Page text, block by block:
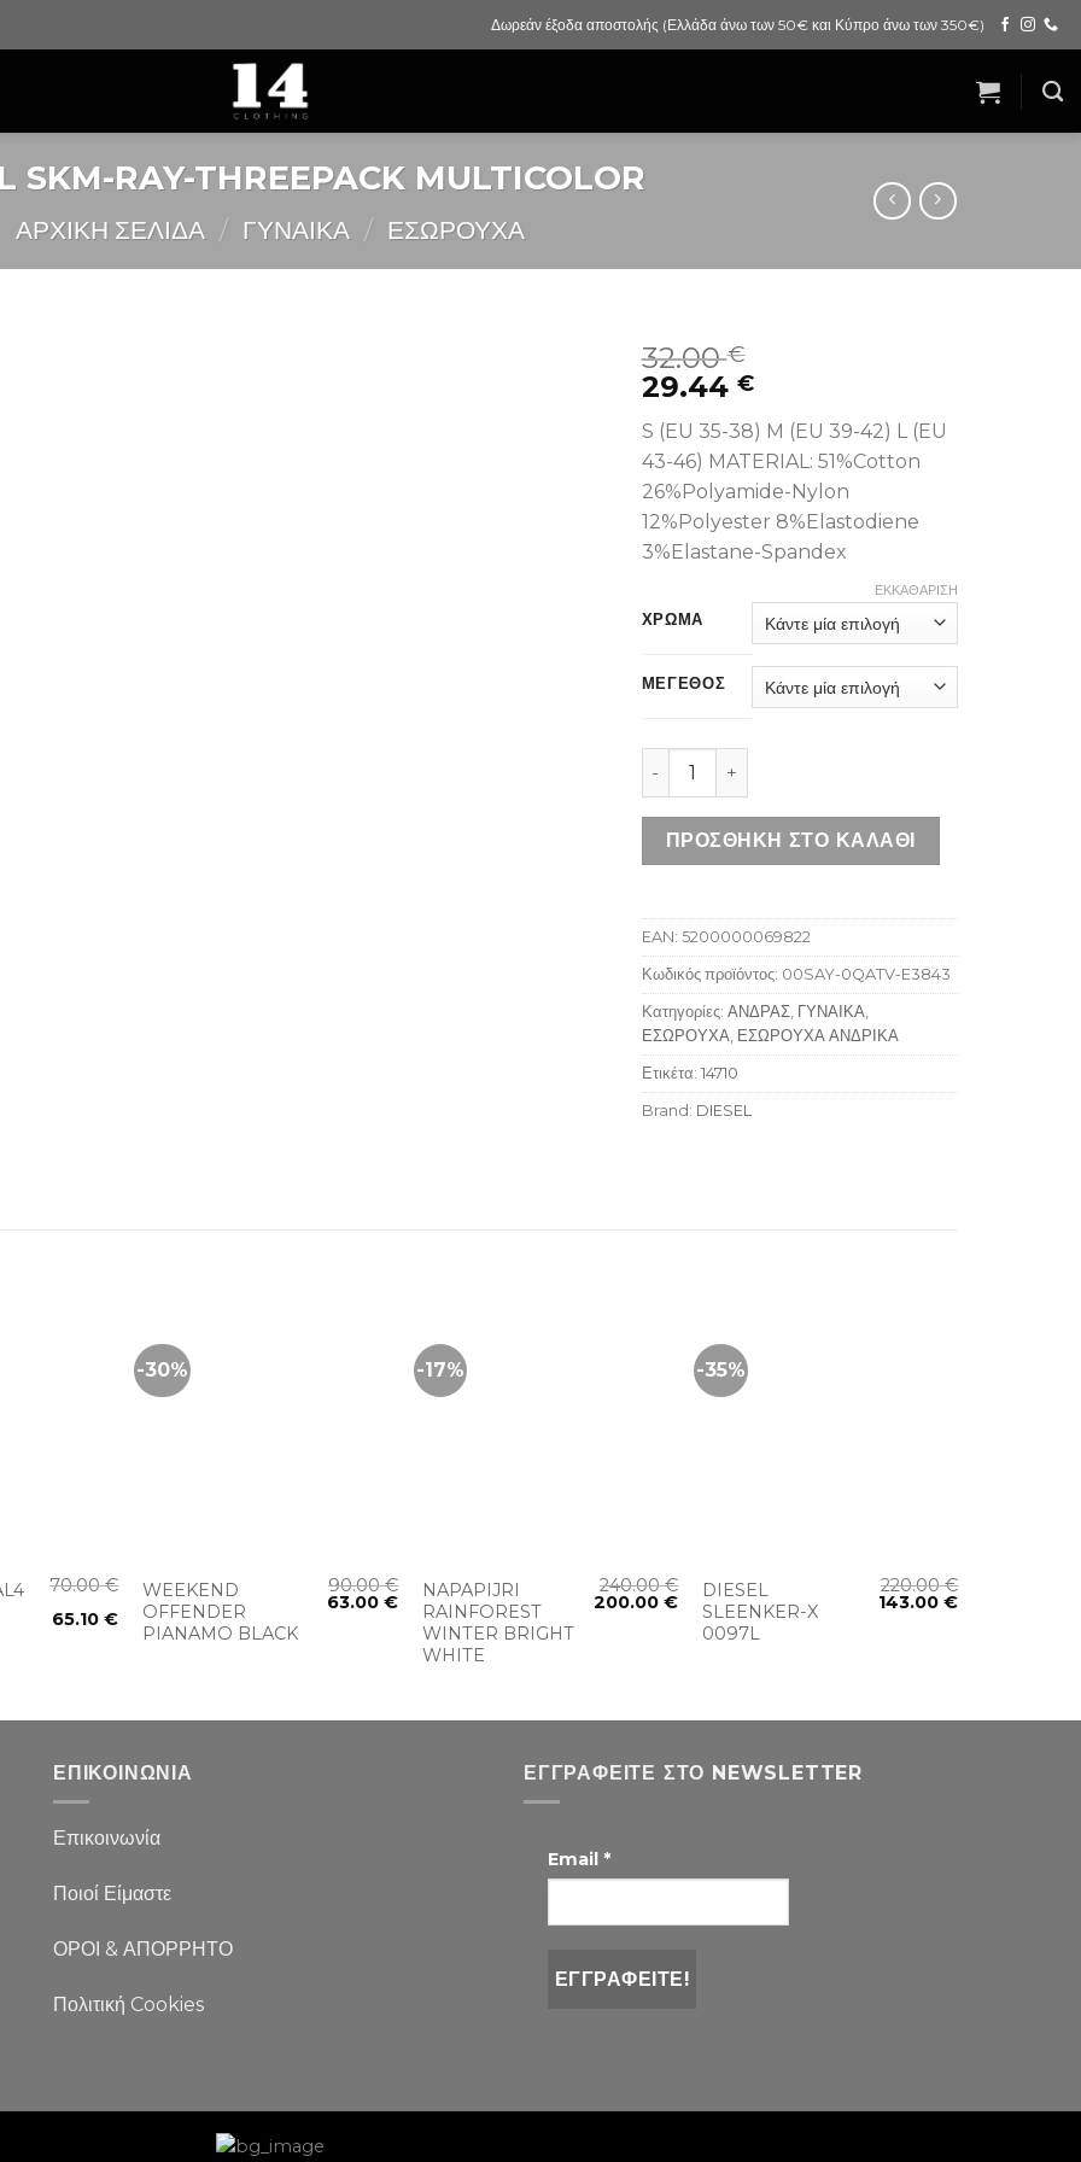
Δωρεάν έξοδα αποστολής (Ελλάδα άνω των 50€ και Κύπρο άνω των 350€)
SKM-RAY-THREEPACK MULTICOLOR
ΑΡΧΙΚΉ ΣΕΛΊΔΑ / ΓΥΝΑΙΚΑ / ΕΣΩΡΟΥΧΑ
32.00€
29.44 €
S (EU 35-38) M (EU 39-42) L (EU
43-46) MATERIAL: 51%Cotton
26%Polyamide-Nylon
12%Polyester 8%Elastodiene
3%Elastane-Spandex
ΧΡΩΜΑ
ΜΕΓΕΘΟΣ
ΕΚΚΑΘΆΡΙΣΗ
DIESEL SKM-RAY-THREEPACK MULTICOLOR
ΠΡΟΣΘΉΚΗ ΣΤΟ ΚΑΛΆΘΙ
EAN: 5200000069822
Κωδικός προϊόντος: 00SAY-0QATV-E3843
Κατηγορίες: ΑΝΔΡΑΣ, ΓΥΝΑΙΚΑ,
ΕΣΩΡΟΥΧΑ, ΕΣΩΡΟΥΧΑ ΑΝΔΡΙΚΑ
Ετικέτα: 14710
Brand: DIESEL
70.00€
65.10€
-30%
WEEKEND
OFFENDER
PIANAMO BLACK
90.00€
63.00€
-17%
NAPAPIJRI
RAINFOREST
WINTER BRIGHT
WHITE
240.00€
200.00€
-35%
DIESEL
SLEENKER-X
0097L
220.00€
143.00€
ΕΠΙΚΟΙΝΩΝΙΑ
Επικοινωνία
Ποιοί Είμαστε
ΟΡΟΙ & ΑΠΟΡΡΗΤΟ
Πολιτική Cookies
ΕΓΓΡΑΦΕΊΤΕ ΣΤΟ NEWSLETTER
Email *